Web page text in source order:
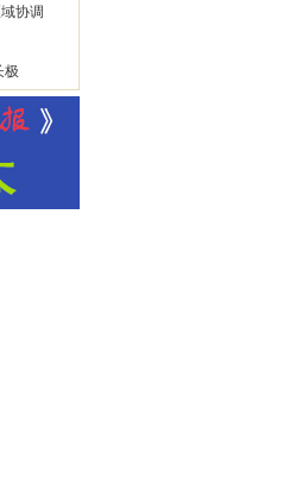
协调
极